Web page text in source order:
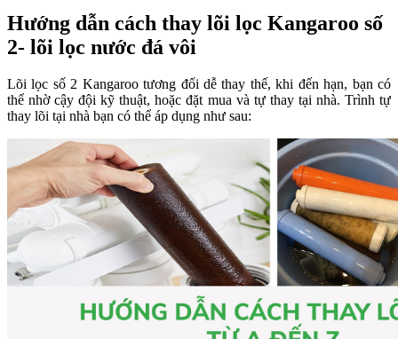
Hướng dẫn cách thay lõi lọc Kangaroo số
2- lõi lọc nước đá vôi
Lõi lọc số 2 Kangaroo tương đối dễ thay thế, khi đến hạn, bạn có
thể nhờ cậy đội kỹ thuật, hoặc đặt mua và tự thay tại nhà. Trình tự
thay lõi tại nhà bạn có thể áp dụng như sau: